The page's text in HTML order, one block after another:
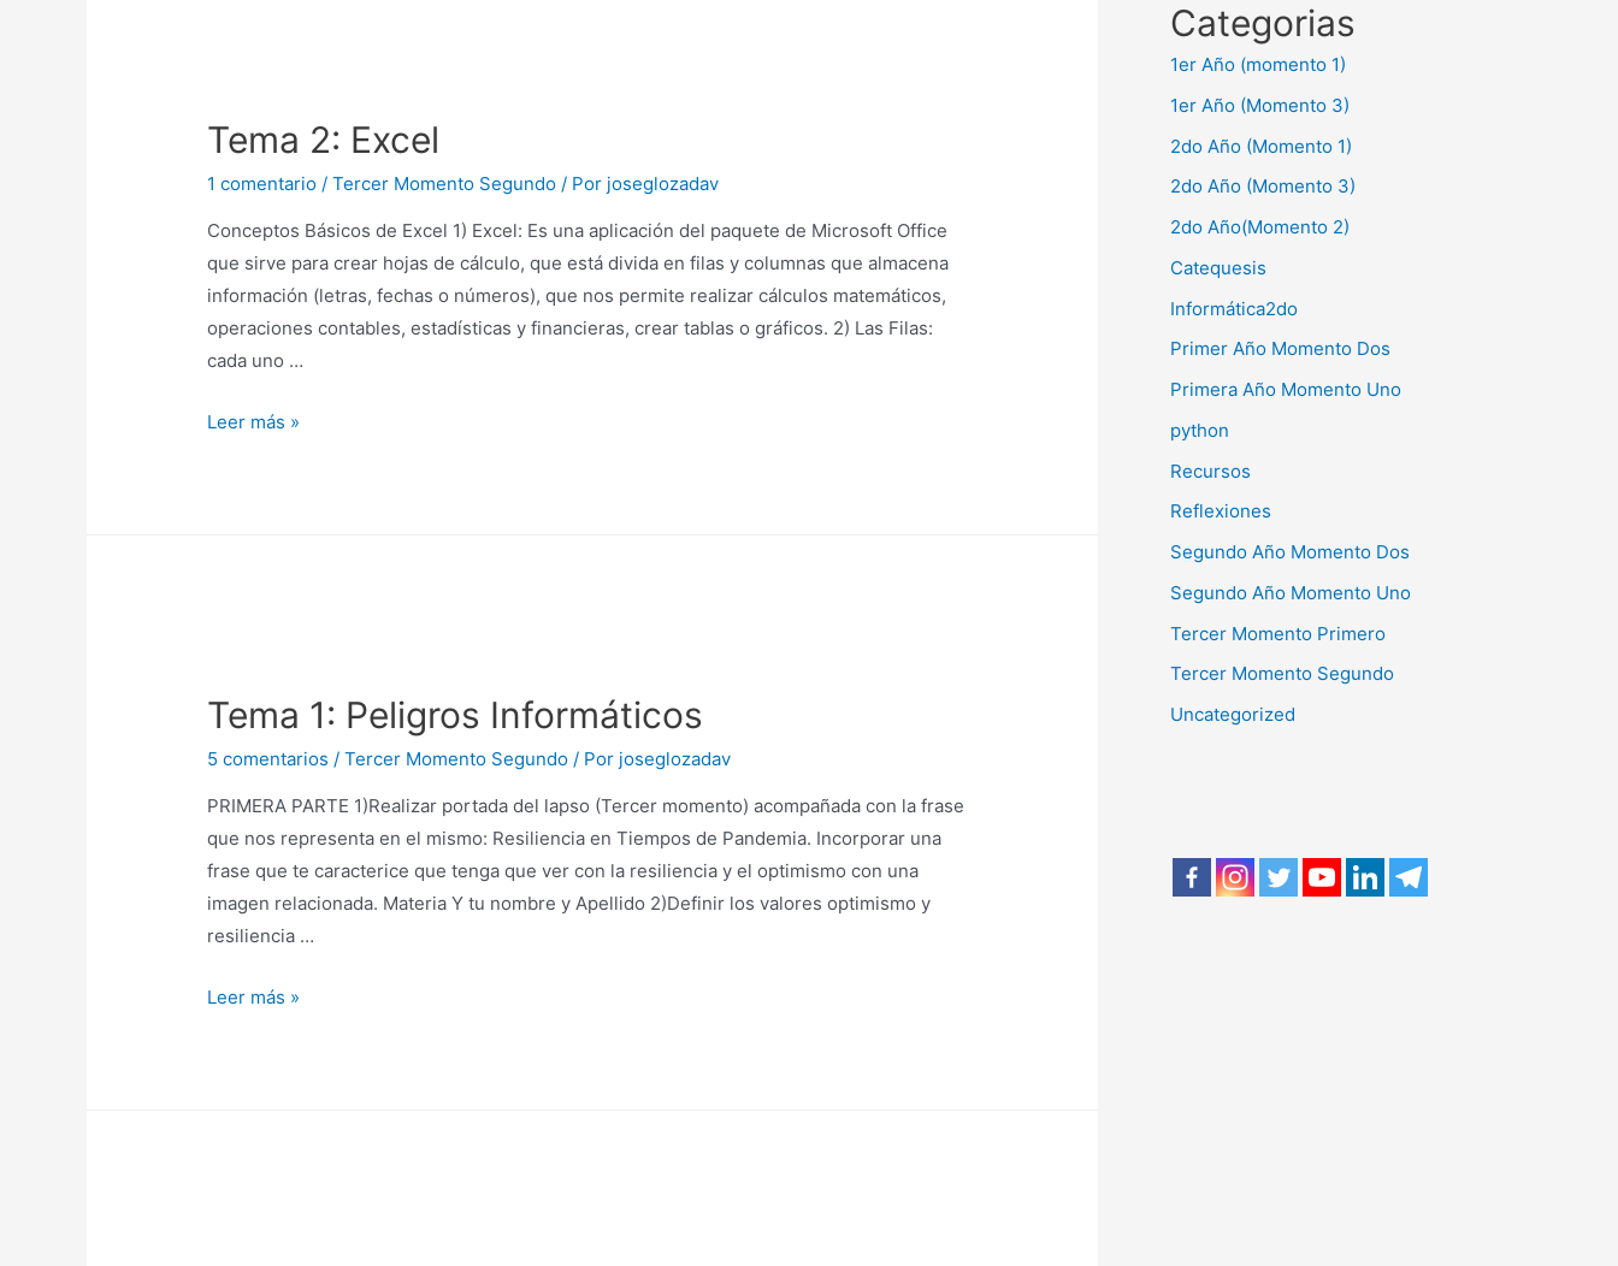
Tema 2: Excel
1 comentario /Tercer Momento Segundo / Por joseglozadav
Conceptos Básicos de Excel 1) Excel: Es una aplicación del paquete de Microsoft Office
que sirve para crear hojas de cálculo, que está divida en filas y columnas que almacena
información (letras, fechas o números), que nos permite realizar cálculos matemáticos,
operaciones contables, estadísticas y financieras, crear tablas o gráficos. 2) Las Filas:
cada uno …
Leer más »
Tema 1: Peligros Informáticos
5 comentarios /Tercer Momento Segundo / Por joseglozadav
PRIMERA PARTE 1)Realizar portada del lapso (Tercer momento) acompañada con la frase
que nos representa en el mismo: Resiliencia en Tiempos de Pandemia. Incorporar una
frase que te caracterice que tenga que ver con la resiliencia y el optimismo con una
imagen relacionada. Materia Y tu nombre y Apellido 2)Definir los valores optimismo y
resiliencia …
Leer más »
Categorias
1er Año (momento 1)
1er Año (Momento 3)
2do Año (Momento 1)
2do Año (Momento 3)
2do Año(Momento 2)
Catequesis
Informática2do
Primer Año Momento Dos
Primera Año Momento Uno
python
Recursos
Reflexiones
Segundo Año Momento Dos
Segundo Año Momento Uno
Tercer Momento Primero
Tercer Momento Segundo
Uncategorized